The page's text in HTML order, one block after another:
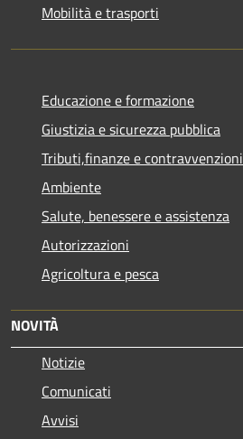
Mobilità e trasporti
Educazione e formazione
Giustizia e sicurezza pubblica
Tributi,finanze e contravvenzioni
Ambiente
Salute, benessere e assistenza
Autorizzazioni
Agricoltura e pesca
NOVITÀ
Notizie
Comunicati
Avvisi